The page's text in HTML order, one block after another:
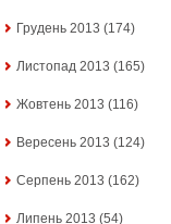
Грудень 2013 (174)
Листопад 2013 (165)
Жовтень 2013 (116)
Вересень 2013 (124)
Серпень 2013 (162)
Липень 2013 (54)